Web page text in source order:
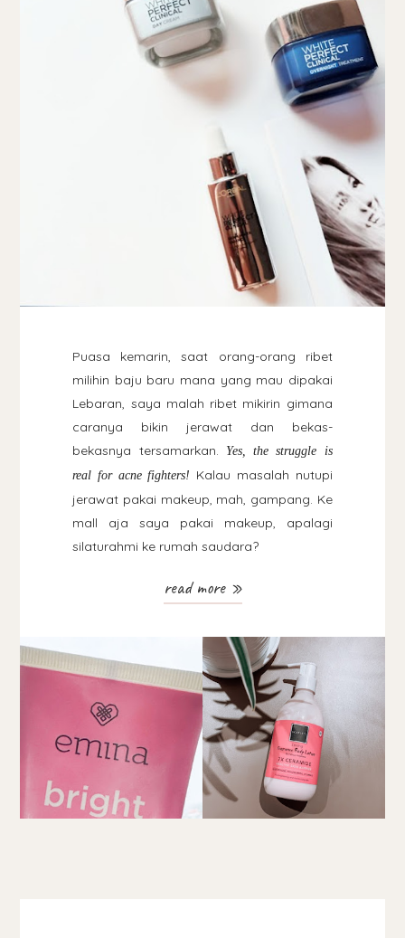
Puasa kemarin, saat orang-orang ribet
milihin baju baru mana yang mau dipakai
Lebaran, saya malah ribet mikirin gimana
caranya bikin jerawat dan bekas-
bekasnya tersamarkan.
Yes, the struggle is
real for acne fighters! Kalau masalah nutupi
jerawat pakai makeup, mah, gampang. Ke
mall aja saya pakai makeup, apalagi
silaturahmi ke rumah saudara?
read more »